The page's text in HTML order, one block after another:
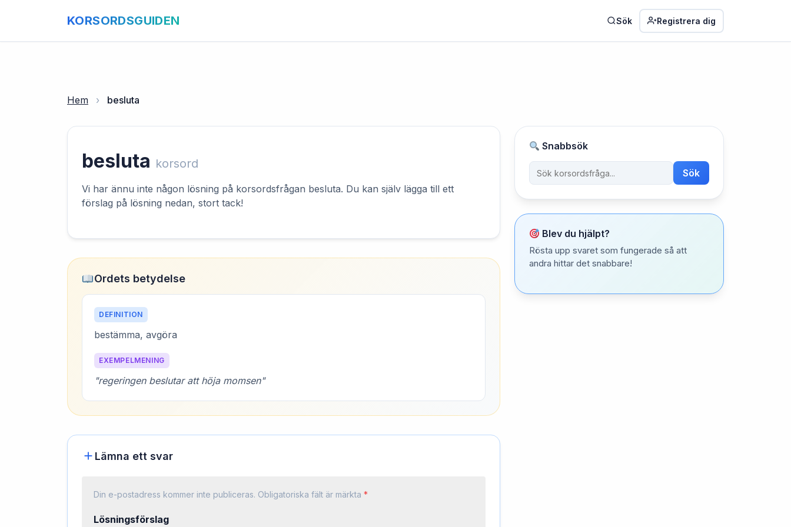
KORSORDSGUIDEN Sök Registrera dig
Hem › besluta
besluta korsord
Vi har ännu inte någon lösning på korsordsfrågan besluta. Du kan själv lägga till ett
förslag på lösning nedan, stort tack!
Ordets betydelse
DEFINITION
bestämma, avgöra
EXEMPELMENING
"regeringen beslutar att höja momsen"
Lämna ett svar
Din e-postadress kommer inte publiceras. Obligatoriska fält är märkta *
Lösningsförslag
Snabbsök
Sök
Blev du hjälpt?
Rösta upp svaret som fungerade så att
andra hittar det snabbare!